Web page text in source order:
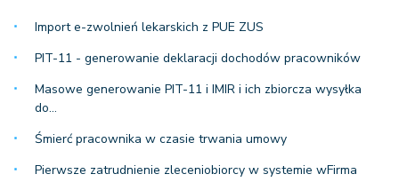
Import e-zwolnień lekarskich z PUE ZUS
PIT-11 - generowanie deklaracji dochodów pracowników
Masowe generowanie PIT-11 i IMIR i ich zbiorcza wysyłka
do…
Śmierć pracownika w czasie trwania umowy
Pierwsze zatrudnienie zleceniobiorcy w systemie wFirma